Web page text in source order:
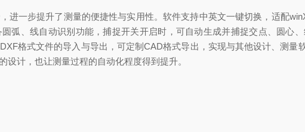
一步提升了测量的便捷性与实用性。软件支持中英文一键切换，适配
弧、线自动识别功能，捕捉开关开启时，可自动生成并捕捉交点、圆心
格式文件的导入与导出，可定制CAD格式导出，实现与其他设计、测
计，也让测量过程的自动化程度得到提升。